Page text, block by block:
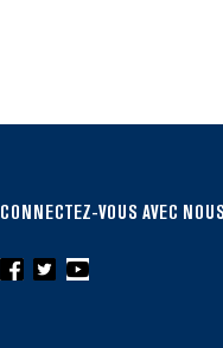
CONNECTEZ-VOUS AVEC NOUS